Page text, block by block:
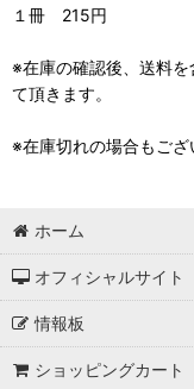
１冊 215円
※在庫の確認後、送料
て頂きます。
※在庫切れの場合もござ
ホーム
オフィシャルサイト
情報板
ショッピングカート